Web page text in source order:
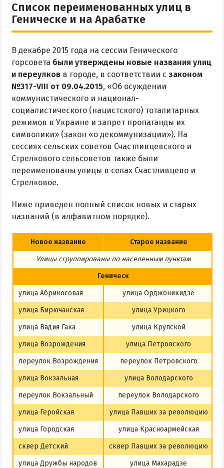
Виндсерфинг
ЭКСКУРСИИ И МАРШРУТЫ
Аскания-Нова
Остров Бирючий
ПРОЕЗД
По Геническу и на косу
Такси по косе
Из Херсона
Из Запорожья
Из Днепра
Из Харькова
Из Полтавы
Из Сум
Из Киева
Список переименованных улиц в
Геническе и на Арабатке
В декабре 2015 года на сессии Генического
горсовета были утверждены новые названия улиц
и переулков в городе, в соответствии с законом
№317-VIII от 09.04.2015, «Об осуждении
коммунистического и национал-
социалистического (нацистского) тоталитарных
режимов в Украине и запрет пропаганды их
символики» (закон «о декоммунизации»). На
сессиях сельских советов Счастливцевского и
Стрелкового сельсоветов также были
переименованы улицы в селах Счастливцево и
Стрелковое.
Ниже приведен полный список новых и старых
названий (в алфавитном порядке).
Новое название
Старое название
Улицы сгруппированы по населенным пунктам
Геническ
улица Абрикосовая
улица Орджоникидзе
улица Бирючанская
улица Урицкого
улица Вадия Гака
улица Крупской
улица Возрождения
улица Петровского
переулок Возрождения
переулок Петровского
улица Вокзальная
улица Володарского
переулок Вокзальный
переулок Володарского
улица Геройская
улица Павших за революцию
улица Городская
улица Красноармейская
сквер Детский
сквер Павших за революцию
улица Дружбы народов
улица Махарадзе